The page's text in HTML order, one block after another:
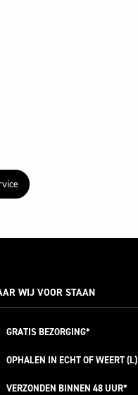
WIJ VOOR STAAN
GRATISBEZORGING*
OPHALEN IN ECHT OF WEERT (L)
VERZONDEN BINNEN 48 UUR*